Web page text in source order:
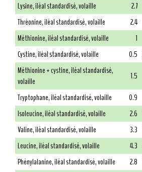
Lysine, iléal standardisé, volaille
2.7
Thréonine, iléal standardisé, volaille
2.4
Méthionine, iléal standardisé, volaille
1
Cystine, iléal standardisé, volaille
0.5
Méthionine + cystine, iléal standardisé,
volaille
1.5
Tryptophane, iléal standardisé, volaille
0.9
Isoleucine, iléal standardisé, volaille
2.6
Valine, iléal standardisé, volaille
3.3
Leucine, iléal standardisé, volaille
4.3
Phénylalanine, iléal standardisé, volaille
2.8